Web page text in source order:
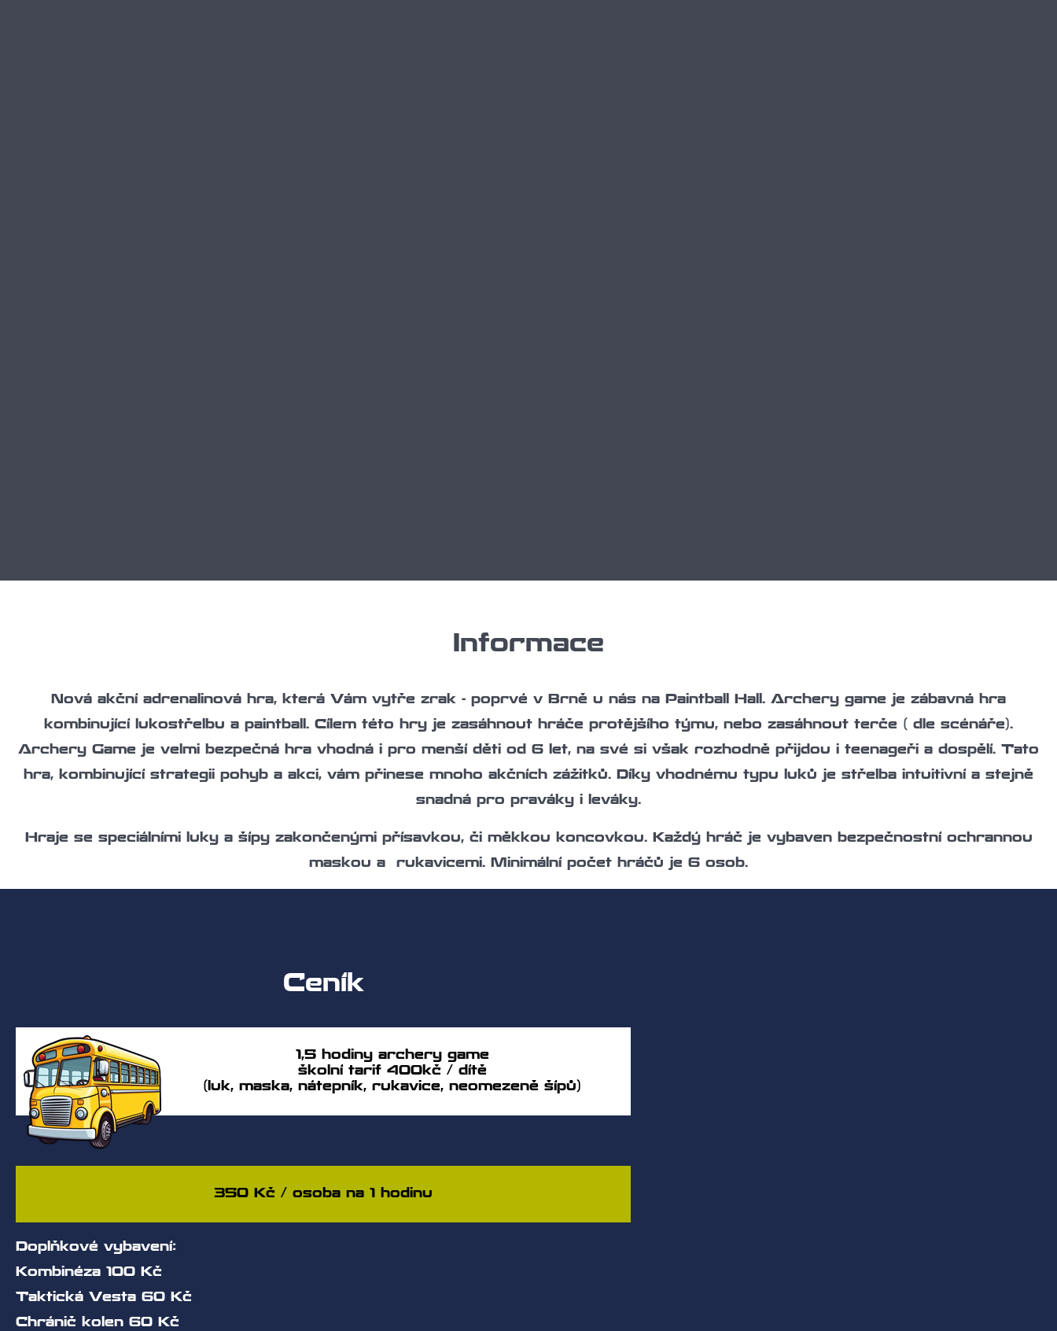
Informace
Nová akční adrenalinová hra, která Vám vytře zrak - poprvé v Brně u nás na Paintball Hall. Archery game je zábavná hra
kombinující lukostřelbu a paintball. Cílem této hry je zasáhnout hráče protějšího týmu, nebo zasáhnout terče ( dle scénáře).
Archery Game je velmi bezpečná hra vhodná i pro menší děti od 6 let, na své si však rozhodně přijdou i teenageři a dospělí. Tato
hra, kombinující strategii pohyb a akci, vám přinese mnoho akčních zážitků. Díky vhodnému typu luků je střelba intuitivní a stejně
snadná pro praváky i leváky.
Hraje se speciálními luky a šípy zakončenými přísavkou, či měkkou koncovkou. Každý hráč je vybaven bezpečnostní ochrannou
maskou a rukavicemi. Minimální počet hráčů je 6 osob.
Ceník
1,5 hodiny archery game
školní tarif 400kč / dítě
(luk, maska, nátepník, rukavice, neomezeně šípů)
350 Kč / osoba na 1 hodinu
Doplňkové vybavení:
Kombinéza 100 Kč
Taktická Vesta 60 Kč
Chránič kolen 60 Kč